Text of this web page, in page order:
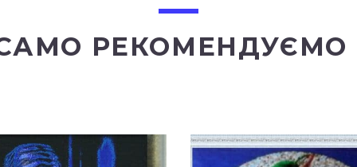
РЕКОМЕНДУЄМО